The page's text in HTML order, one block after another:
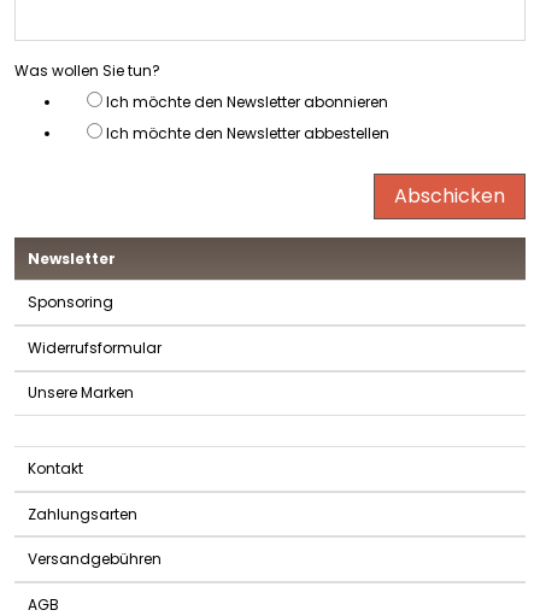
Was wollen Sie tun?
Ich möchte den Newsletter abonnieren
Ich möchte den Newsletter abbestellen
Abschicken
Newsletter
Sponsoring
Widerrufsformular
Unsere Marken
Kontakt
Zahlungsarten
Versandgebühren
AGB